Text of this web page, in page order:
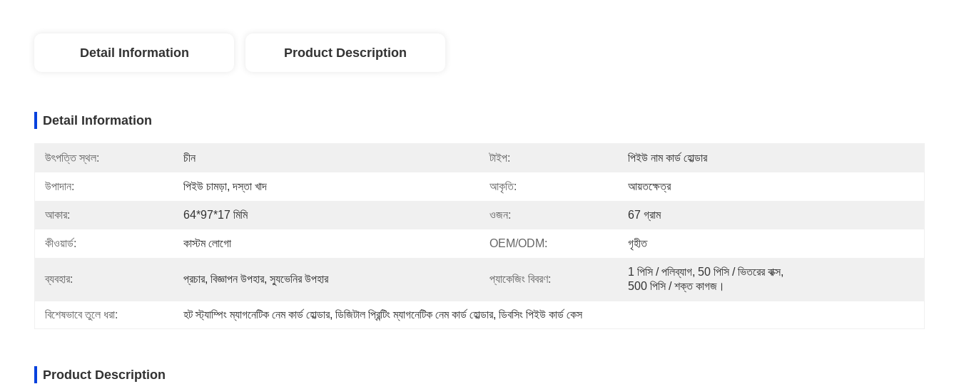
Detail Information Product Description
Detail Information
উৎপত্তি স্থল: চীন টাইপ: পিইউ নাম কার্ড হোল্ডার
উপাদান: পিইউ চামড়া, দস্তা খাদ আকৃতি: আয়তক্ষেত্র
আকার: 64*97*17 মিমি ওজন: 67 গ্রাম
কীওয়ার্ড: কাস্টম লোগো OEM/ODM: গৃহীত
ব্যবহার: প্রচার, বিজ্ঞাপন উপহার, স্যুভেনির উপহার প্যাকেজিং বিবরণ:
1 পিসি / পলিব্যাগ, 50 পিসি / ভিতরের বাক্স,
500 পিসি / শক্ত কাগজ।
বিশেষভাবে তুলে ধরা: হট স্ট্যাম্পিং ম্যাগনেটিক নেম কার্ড হোল্ডার, ডিজিটাল প্রিন্টিং ম্যাগনেটিক নেম কার্ড হোল্ডার, ডিবসিং পিইউ কার্ড কেস
Product Description